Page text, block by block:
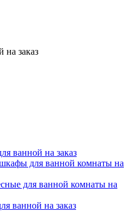
заказ
ванной на заказ
для ванной комнаты на
для ванной комнаты на
ванной на заказ